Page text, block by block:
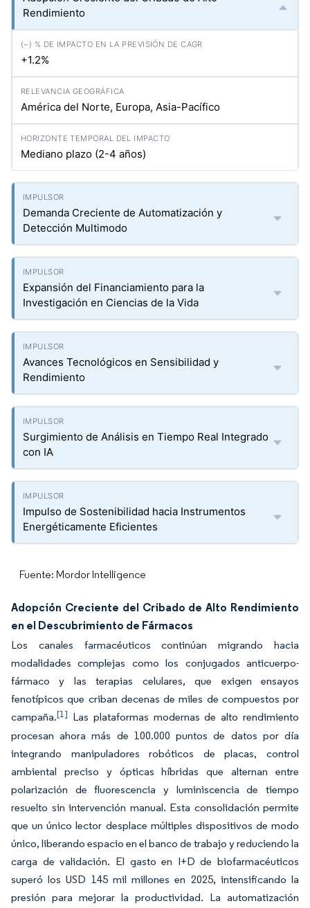
Rendimiento
+1.2%
América del Norte, Europa, Asia-Pacífico
Mediano plazo (2-4 años)
Demanda Creciente de Automatización y
Detección Multimodo
Expansión del Financiamiento para la
Investigación en Ciencias de la Vida
Avances Tecnológicos en Sensibilidad y
Rendimiento
Surgimiento de Análisis en Tiempo Real Integrado
con IA
Impulso de Sostenibilidad hacia Instrumentos
Energéticamente Eficientes
Fuente: Mordor Intelligence
Adopción Creciente del Cribado de Alto Rendimiento
en el Descubrimiento de Fármacos
Los canales farmacéuticos continúan migrando hacia
modalidades complejas como los conjugados anticuerpo-
fármaco y las terapias celulares, que exigen ensayos
fenotípicos que criban decenas de miles de compuestos por
campaña.[1] Las plataformas modernas de alto rendimiento
procesan ahora más de 100.000 puntos de datos por día
integrando manipuladores robóticos de placas, control
ambiental preciso y ópticas híbridas que alternan entre
polarización de fluorescencia y luminiscencia de tiempo
resuelto sin intervención manual. Esta consolidación permite
que un único lector desplace múltiples dispositivos de modo
único, liberando espacio en el banco de trabajo y reduciendo la
carga de validación. El gasto en I+D de biofarmacéuticos
superó los USD 145 mil millones en 2025, intensificando la
presión para mejorar la productividad. La automatización